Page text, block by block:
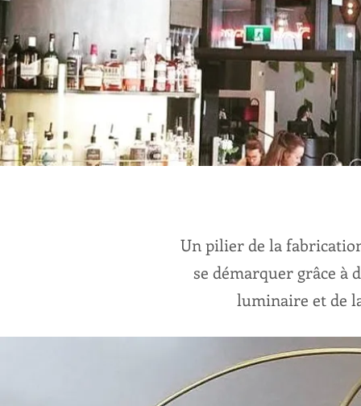
Un pilier de la
se démarquer grâce à
luminaire et de